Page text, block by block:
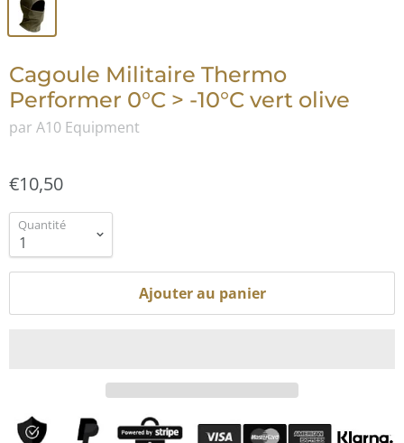
Cagoule Militaire Thermo
Performer 0°C > -10°C vert olive
par A10 Equipment
€10,50
Quantité
Ajouter au panier